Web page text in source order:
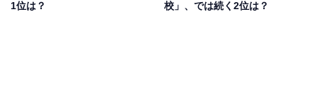
1位は？
校」、では続く2位は？